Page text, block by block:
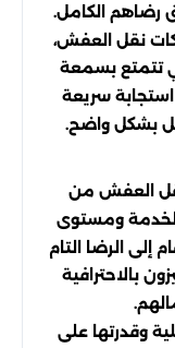
رضاهم الكامل.
نقل العفش،
تتمتع بسمعة
سريعة
بشكل واضح.
العفش من
ومستوى
إلى الرضا التام
بالاحترافية
وقدرتها على